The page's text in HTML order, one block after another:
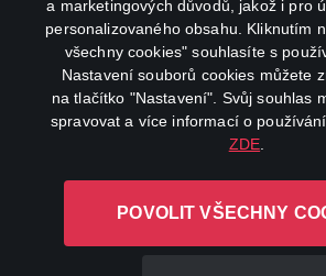
a marketingových důvodů, jakož i pro
personalizovaného obsahu. Kliknutím
všechny cookies" souhlasíte s
Nastavení souborů cookies můžete
na tlačítko "Nastavení". Svůj souhlas
spravovat a více informací o
ZDE
POVOLIT VŠECHNY
youtube
L-1246 Luxembourg R.C.S.